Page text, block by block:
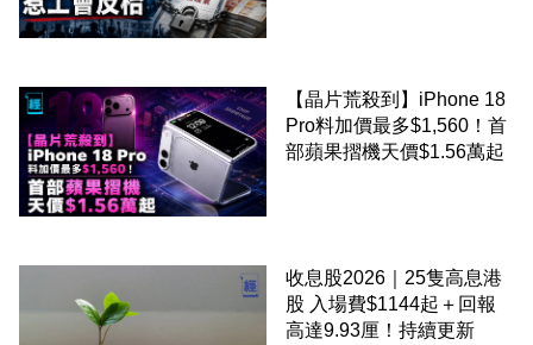
【晶片荒殺到】iPhone 18
Pro料加價最多$1,560！首
部蘋果摺機天價$1.56萬起
收息股2026｜25隻高息港
股 入場費$1144起＋回報
高達9.93厘！持續更新